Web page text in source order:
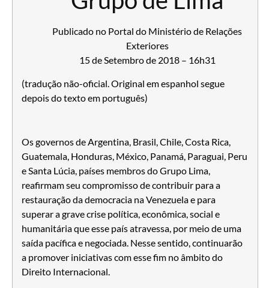
Publicado no Portal do Ministério de Relações
Exteriores
15 de Setembro de 2018 – 16h31
(tradução não-oficial. Original em espanhol segue
depois do texto em português)
Os governos de Argentina, Brasil, Chile, Costa Rica,
Guatemala, Honduras, México, Panamá, Paraguai, Peru
e Santa Lúcia, países membros do Grupo Lima,
reafirmam seu compromisso de contribuir para a
restauração da democracia na Venezuela e para
superar a grave crise política, econômica, social e
humanitária que esse país atravessa, por meio de uma
saída pacífica e negociada. Nesse sentido, continuarão
a promover iniciativas com esse fim no âmbito do
Direito Internacional.